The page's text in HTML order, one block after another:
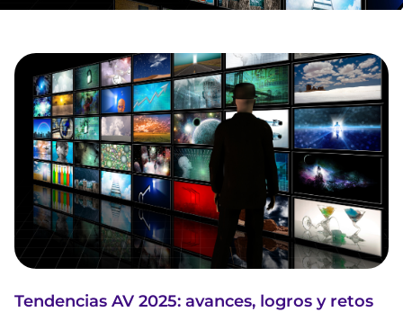
Tendencias AV 2025: avances, logros y retos